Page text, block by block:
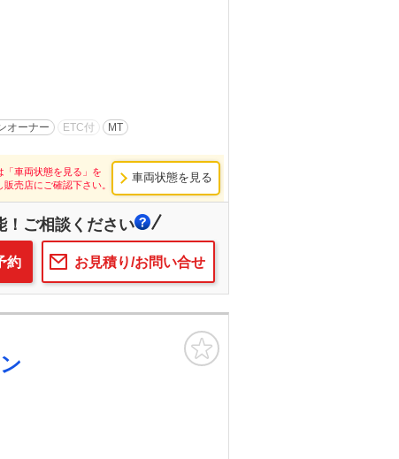
オーナー ETC付 MT
「車両状態を見る」を
販売店にご確認下さい。
車両状態を見る
！ご相談ください
お見積り/お問い合せ
約